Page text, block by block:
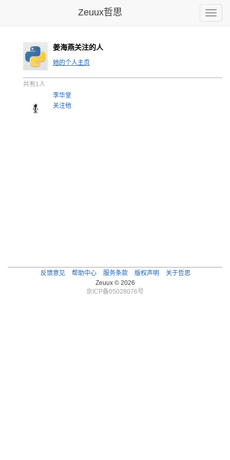
Toggle
Zeuux哲思
姜海燕关注的人
她的个人主页
共有1人
李华堂
关注他
反馈意见 帮助中心 服务条款 版权声明
关于哲思
Zeuux © 2026
京ICP备05028076号